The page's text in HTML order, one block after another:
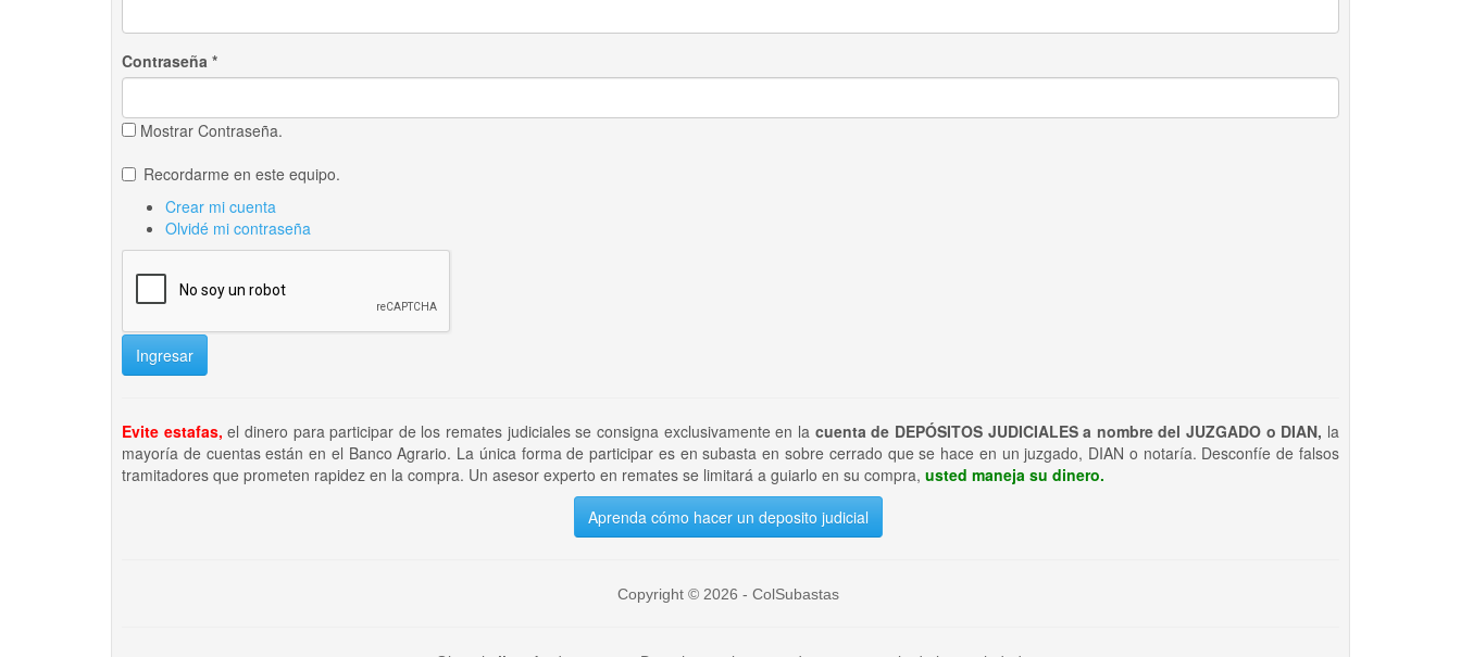
Contraseña *
Mostrar Contraseña.
Recordarme en este equipo.
Crear mi cuenta
Olvidé mi contraseña
Ingresar
Evite estafas, el dinero para participar de los remates judiciales se consigna exclusivamente en lacuenta de DEPÓSITOS JUDICIALES a nombre del JUZGADO o DIAN, la
mayoría de cuentas están en el Banco Agrario. La única forma de participar es en subasta en sobre cerrado que se hace en un juzgado, DIAN o notaría. Desconfíe de falsos
tramitadores que prometen rapidez en la compra. Un asesor experto en remates se limitará a guiarlo en su compra, usted maneja su dinero.
Aprenda cómo hacer un deposito judicial
Copyright © 2026 - ColSubastas